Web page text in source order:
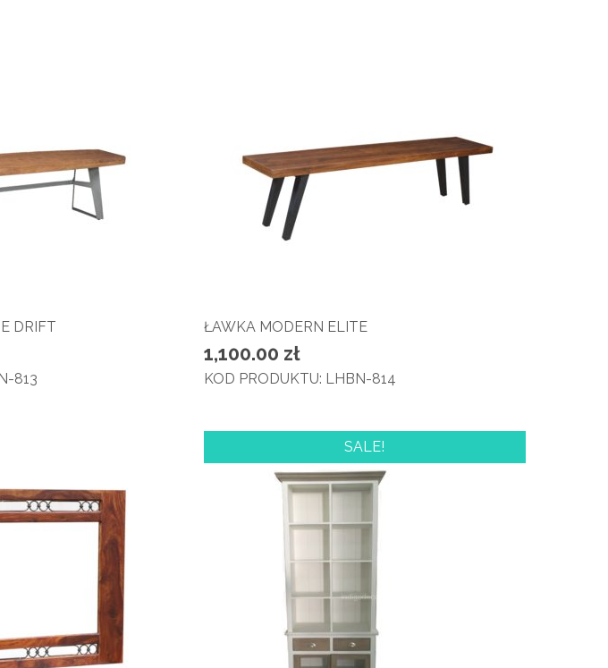
DRIFT
813
ŁAWKA MODERN ELITE
1,100.00 zł
KOD PRODUKTU: LHBN-814
SALE!